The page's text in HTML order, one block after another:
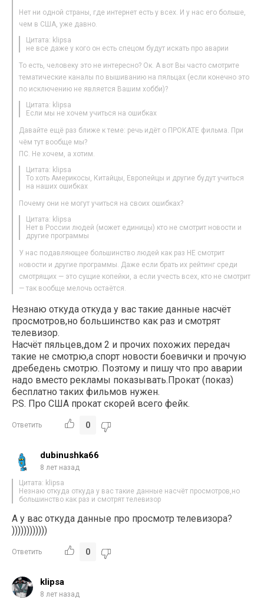
Нет ни одной страны, где интернет есть у всех. И у нас его больше,
чем в США, уже давно.
Цитата: klipsa
не все даже у кого он есть спецом будут искать про аварии
То есть, человеку это не интересно? Ок. А вот Вы часто смотрите
тематические каналы по вышиванию на пяльцах (если конечно это
по исключению не является Вашим хобби)?
Цитата: klipsa
Если мы не хочем учиться на ошибках
Давайте ещё раз ближе к теме: речь идёт о ПРОКАТЕ фильма. При
чём тут вообще мы?
ПС. Не хочем, а хотим.
Цитата: klipsa
То хоть Америкосы, Китайцы, Европейцы и другие будут учиться
на наших ошибках
Почему они не могут учиться на своих ошибках?
Цитата: klipsa
Нет в России людей (может единицы) кто не смотрит новости и
другие программы
У нас подавляющее большинство людей как раз НЕ смотрит
новости и другие программы. Даже если брать их рейтинг среди
смотрящих — это сущие копейки, а если учесть всех, кто не смотрит
— так вообще мелочь остаётся.
Незнаю откуда откуда у вас такие данные насчёт
просмотров,но большинство как раз и смотрят
телевизор.
Насчёт пяльцев,дом 2 и прочих похожих передач
такие не смотрю,а спорт новости боевички и прочую
дребедень смотрю. Поэтому и пишу что про аварии
надо вместо рекламы показывать.Прокат (показ)
бесплатно таких фильмов нужен.
P.S. Про США прокат скорей всего фейк.
Ответить 0
dubinushka66
8 лет назад
Цитата: klipsa
Незнаю откуда откуда у вас такие данные насчёт просмотров,но
большинство как раз и смотрят телевизор
А у вас откуда данные про просмотр телевизора?
))))))))))))
Ответить 0
klipsa
8 лет назад